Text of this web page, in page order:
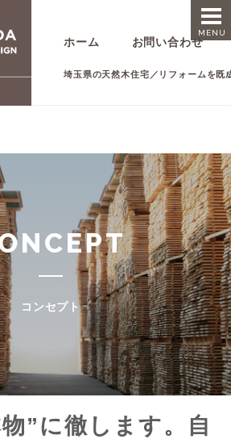
MENU
埼玉県の天然木住宅／リフォームを既
ホーム お問い合わせ
コンセプト
”に徹します。自